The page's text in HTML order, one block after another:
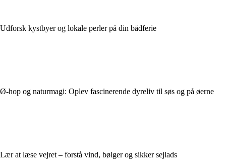
Udforsk kystbyer og lokale perler på din bådferie
Ø-hop og naturmagi: Oplev fascinerende dyreliv til søs og på øerne
Lær at læse vejret – forstå vind, bølger og sikker sejlads